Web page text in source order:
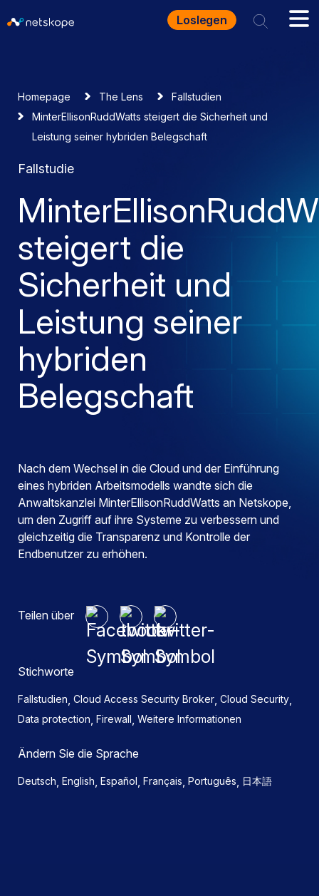
Loslegen
Homepage The Lens
Fallstudien
MinterEllisonRuddWatts steigert die Sicherheit und
Leistung seiner hybriden Belegschaft
Fallstudie
steigert die
Sicherheit und
Leistung seiner
hybriden
Belegschaft
Nach dem Wechsel in die Cloud und der Einführung
eines hybriden Arbeitsmodells wandte sich die
Anwaltskanzlei MinterEllisonRuddWatts an Netskope,
um den Zugriff auf ihre Systeme zu verbessern und
gleichzeitig die Transparenz und Kontrolle der
Endbenutzer zu erhöhen.
Teilen über
Stichworte
Fallstudien, Cloud Access Security Broker, Cloud Security,
Data protection, Firewall, Weitere Informationen
Ändern Sie die Sprache
Deutsch, English, Español, Français, Português, 日本語